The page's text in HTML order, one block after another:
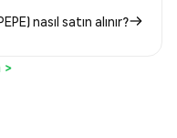
nasıl satın alınır?
>